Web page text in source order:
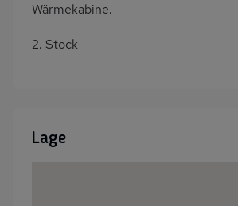
Wärmekabine.
2. Stock
Lage